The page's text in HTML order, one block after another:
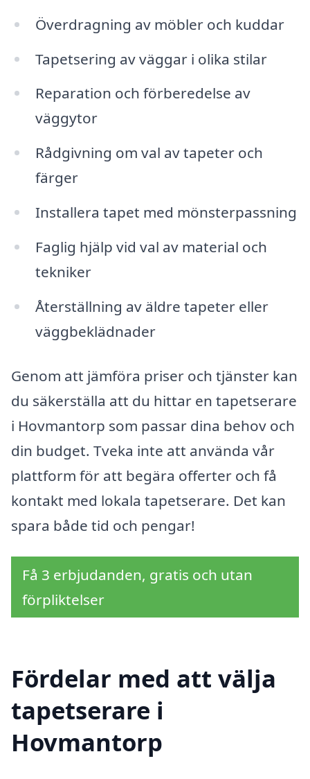
Överdragning av möbler och kuddar
Tapetsering av väggar i olika stilar
Reparation och förberedelse av
väggytor
Rådgivning om val av tapeter och
färger
Installera tapet med mönsterpassning
Faglig hjälp vid val av material och
tekniker
Återställning av äldre tapeter eller
väggbeklädnader
Genom att jämföra priser och tjänster kan
du säkerställa att du hittar en tapetserare
i Hovmantorp som passar dina behov och
din budget. Tveka inte att använda vår
plattform för att begära offerter och få
kontakt med lokala tapetserare. Det kan
spara både tid och pengar!
Få 3 erbjudanden, gratis och utan
förpliktelser
Fördelar med att välja
tapetserare i
Hovmantorp